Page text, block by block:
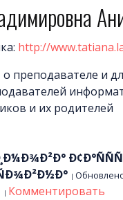
http://
о преподавателе и
и их родителей
Комментировать